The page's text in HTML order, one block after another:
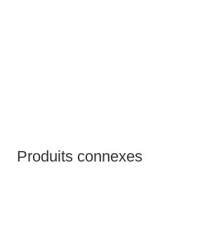
Produits connexes